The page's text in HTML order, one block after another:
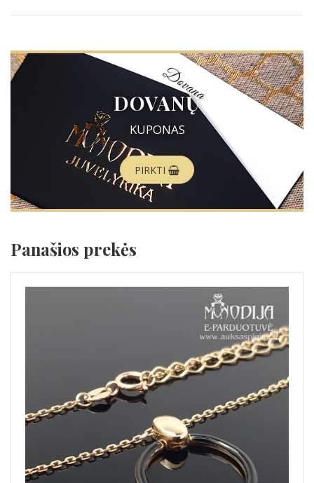
DOVANŲ
KUPONAS
PIRKTI
Panašios prekės